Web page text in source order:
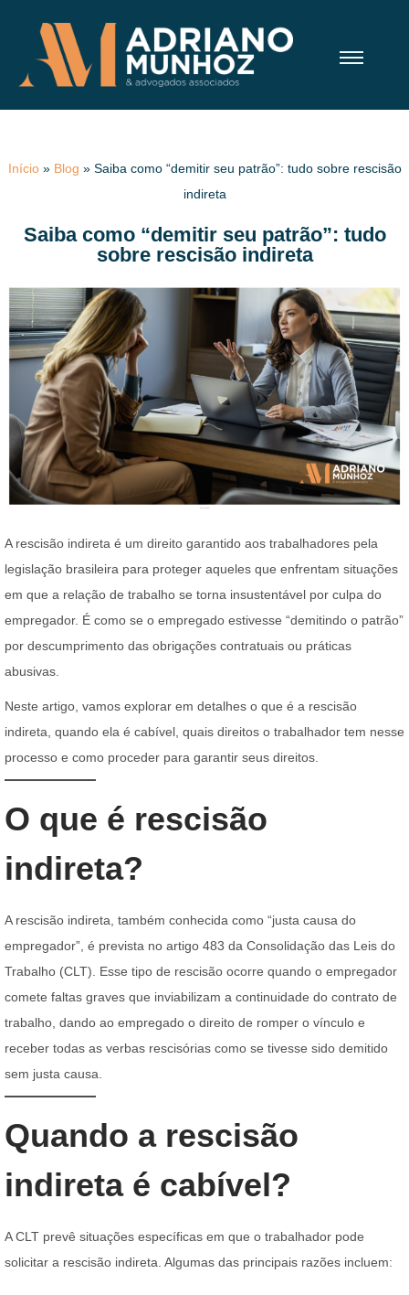
Início» Blog » Saiba como “demitir seu patrão”: tudo sobre rescisão
indireta
Saiba como “demitir seu patrão”: tudo
sobre rescisão indireta
A rescisão indireta é um direito garantido aos trabalhadores pela
legislação brasileira para proteger aqueles que enfrentam situações
em que a relação de trabalho se torna insustentável por culpa do
empregador. É como se o empregado estivesse “demitindo o patrão”
por descumprimento das obrigações contratuais ou práticas
abusivas.
Neste artigo, vamos explorar em detalhes o que é a rescisão
indireta, quando ela é cabível, quais direitos o trabalhador tem nesse
processo e como proceder para garantir seus direitos.
O que é rescisão
indireta?
A rescisão indireta, também conhecida como “justa causa do
empregador”, é prevista no artigo 483 da Consolidação das Leis do
Trabalho (CLT). Esse tipo de rescisão ocorre quando o empregador
comete faltas graves que inviabilizam a continuidade do contrato de
trabalho, dando ao empregado o direito de romper o vínculo e
receber todas as verbas rescisórias como se tivesse sido demitido
sem justa causa.
Quando a rescisão
indireta é cabível?
A CLT prevê situações específicas em que o trabalhador pode
solicitar a rescisão indireta. Algumas das principais razões incluem: